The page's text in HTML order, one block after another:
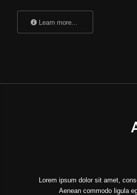
Learn more...
Lorem ipsum dolor sit amet,
Aenean commodo ligula